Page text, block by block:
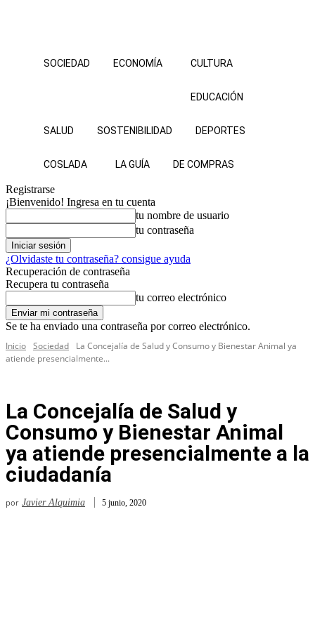
SOCIEDAD ECONOMÍA CULTURA
EDUCACIÓN
SALUD SOSTENIBILIDAD DEPORTES
COSLADA LA GUÍA DE COMPRAS
Registrarse
¡Bienvenido! Ingresa en tu cuenta
tu nombre de usuario
tu contraseña
¿Olvidaste tu contraseña? consigue ayuda
Recuperación de contraseña
Recupera tu contraseña
tu correo electrónico
Se te ha enviado una contraseña por correo electrónico.
Inicio Sociedad
La Concejalía de Salud y Consumo y Bienestar Animal ya
atiende presencialmente...
La Concejalía de Salud y
Consumo y Bienestar Animal
ya atiende presencialmente a la
ciudadanía
por Javier Alquimia 5 junio, 2020